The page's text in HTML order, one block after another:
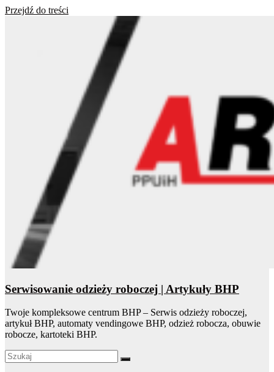
Przejdź do treści
Serwisowanie odzieży roboczej | Artykuły BHP
Twoje kompleksowe centrum BHP – Serwis odzieży roboczej,
artykuł BHP, automaty vendingowe BHP, odzież robocza, obuwie
robocze, kartoteki BHP.